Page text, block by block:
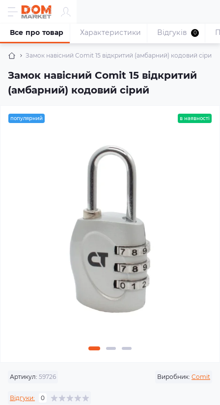
Замок навісний Comit 15 відкритий (амбарний) кодовий сірий
Замок навісний Comit 15 відкритий
(амбарний) кодовий сірий
Все про товар Характеристики Відгуків 0
популярний в наявності
Артикул: 59726 Виробник: Comit
Відгуки: 0